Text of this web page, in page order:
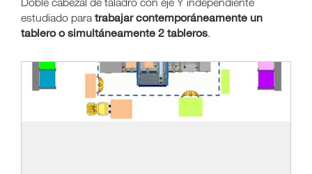
estudiado para trabajar contemporáneamente un
tablero o simultáneamente 2 tableros.